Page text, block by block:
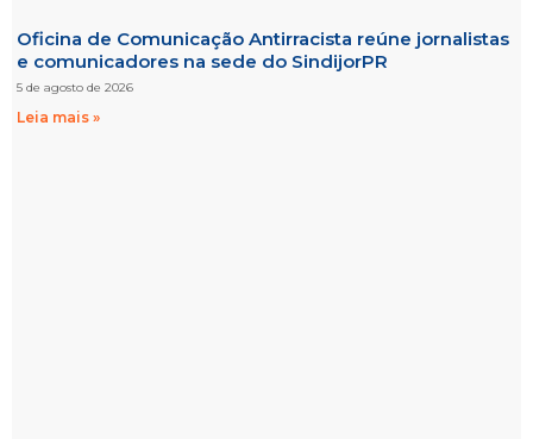
Oficina de Comunicação Antirracista reúne jornalistas
e comunicadores na sede do SindijorPR
5 de agosto de 2026
Leia mais »